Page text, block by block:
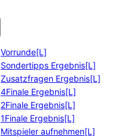
Vorrunde[L]
Sondertipps Ergebnis[L]
Zusatzfragen Ergebnis[L]
4Finale Ergebnis[L]
2Finale Ergebnis[L]
1Finale Ergebnis[L]
Mitspieler aufnehmen[L]